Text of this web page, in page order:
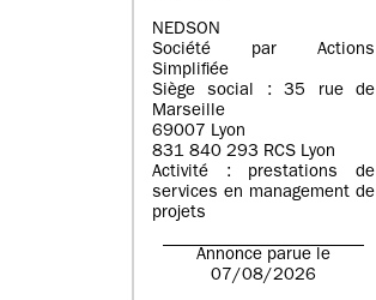
NEDSON
Société par Actions
Simplifiée
Siège social : 35 rue de
Marseille
69007 Lyon
831 840 293 RCS Lyon
Activité : prestations de
services en management de
projets
Annonce parue le
07/08/2026